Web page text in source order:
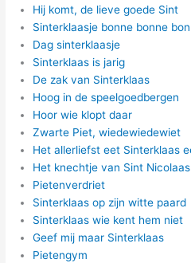
Hij komt, de lieve goede Sint
Sinterklaasje bonne bonne
Dag sinterklaasje
Sinterklaas is jarig
De zak van Sinterklaas
Hoog in de speelgoedbergen
Hoor wie klopt daar
Zwarte Piet, wiedewiedewiet
Het allerliefst eet Sinterklaas
Het knechtje van Sint Nicolaas
Pietenverdriet
Sinterklaas op zijn witte paard
Sinterklaas wie kent hem niet
Geef mij maar Sinterklaas
Pietengym